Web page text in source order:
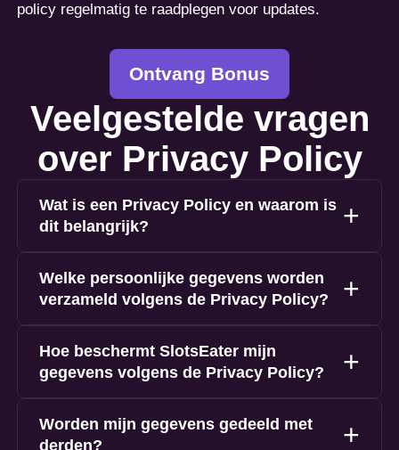
policy regelmatig te raadplegen voor updates.
Ontvang Bonus
Veelgestelde vragen
over Privacy Policy
Wat is een Privacy Policy en waarom is
dit belangrijk?
Welke persoonlijke gegevens worden
verzameld volgens de Privacy Policy?
Hoe beschermt SlotsEater mijn
gegevens volgens de Privacy Policy?
Worden mijn gegevens gedeeld met
derden?